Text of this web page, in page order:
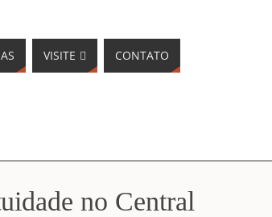
VISITE CONTATO
no Central